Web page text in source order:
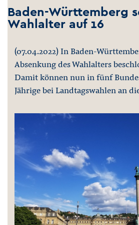
Baden-Württemberg
Wahlalter auf 16
(07.04.2022) In Baden-
Absenkung des Wahlalters
Damit können nun in fünf
Jährige bei Landtagswahlen an